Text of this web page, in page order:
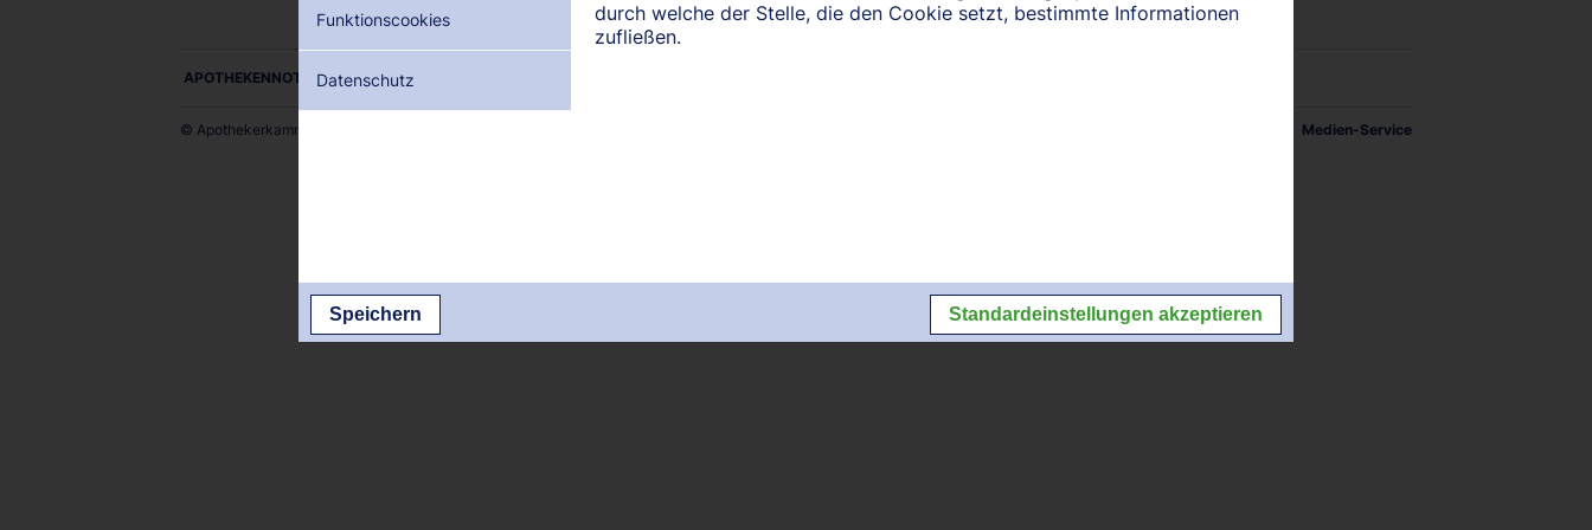
APOTHEKENNOTDIENSTE ALS PDF DOWNLOADEN:
© Apothekerkammer des Saarlandes Medien-Service
durch welche der Stelle, die den Cookie setzt, bestimmte Informationen
zufließen.
Funktionscookies
Datenschutz
Speichern Standardeinstellungen akzeptieren